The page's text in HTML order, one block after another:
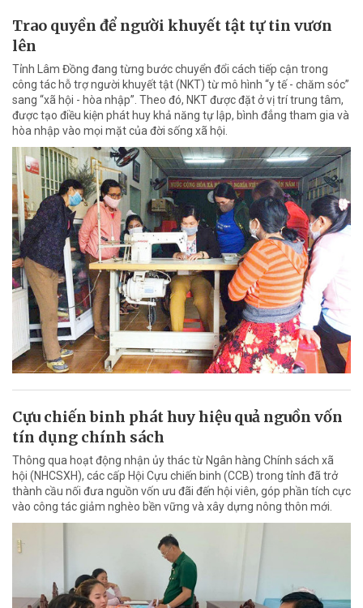
Trao quyền để người khuyết tật tự tin vươn
lên
Tỉnh Lâm Đồng đang từng bước chuyển đổi cách tiếp cận trong
công tác hỗ trợ người khuyết tật (NKT) từ mô hình “y tế - chăm sóc”
sang “xã hội - hòa nhập”. Theo đó, NKT được đặt ở vị trí trung tâm,
được tạo điều kiện phát huy khả năng tự lập, bình đẳng tham gia và
hòa nhập vào mọi mặt của đời sống xã hội.
Cựu chiến binh phát huy hiệu quả nguồn vốn
tín dụng chính sách
Thông qua hoạt động nhận ủy thác từ Ngân hàng Chính sách xã
hội (NHCSXH), các cấp Hội Cựu chiến binh (CCB) trong tỉnh đã trở
thành cầu nối đưa nguồn vốn ưu đãi đến hội viên, góp phần tích cực
vào công tác giảm nghèo bền vững và xây dựng nông thôn mới.